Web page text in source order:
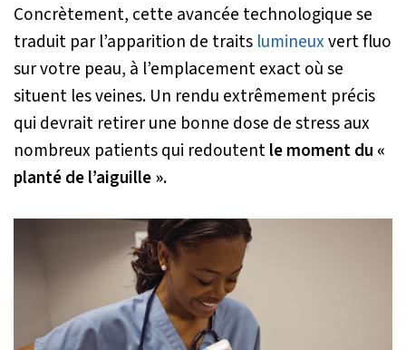
Concrètement, cette avancée technologique se
traduit par l’apparition de traits lumineuxvert fluo
sur votre peau, à l’emplacement exact où se
situent les veines. Un rendu extrêmement précis
qui devrait retirer une bonne dose de stress aux
nombreux patients qui redoutentle moment du «
planté de l’aiguille ».